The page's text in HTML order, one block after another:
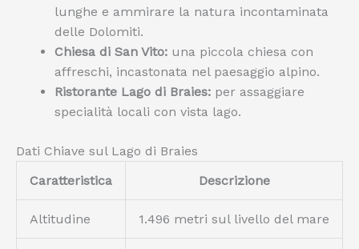
lunghe e ammirare la natura incontaminata
delle Dolomiti.
Chiesa di San Vito: una piccola chiesa con
affreschi, incastonata nel paesaggio alpino.
Ristorante Lago di Braies: per assaggiare
specialità locali con vista lago.
Dati Chiave sul Lago di Braies
Caratteristica
Descrizione
Altitudine 1.496 metri sul livello del mare